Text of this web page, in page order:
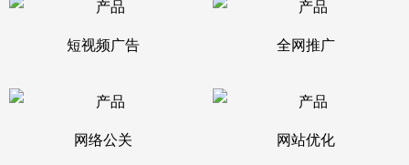
短视频广告 全网推广
网络公关 网站优化